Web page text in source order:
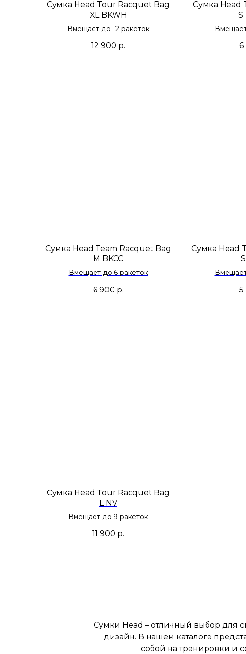
Сумка Head Tour Racquet Bag
XL BKWH
Вмещает до 12 ракеток
12 900 р.
Сумка Head
S
6
Сумка Head Team Racquet Bag
M BKCC
Вмещает до 6 ракеток
6 900 р.
Сумка Head
5
Сумка Head Tour Racquet Bag
L NV
Вмещает до 9 ракеток
11 900 р.
Сумки Head – отличный выбор для
дизайн. В нашем каталоге
собой на тренировки и